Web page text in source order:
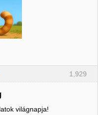
1,929
világnapja!